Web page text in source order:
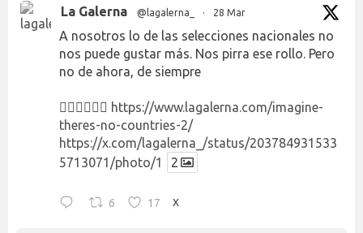
La Galerna @lagalerna_ · 28 Mar
A nosotros lo de las selecciones nacionales no
nos puede gustar más. Nos pirra ese rollo. Pero
no de ahora, de siempre
👉🏻👉🏻👉🏻 https://www.lagalerna.com/imagine-
theres-no-countries-2/
https://x.com/lagalerna_/status/203784931533
5713071/photo/1
2
6 17 X